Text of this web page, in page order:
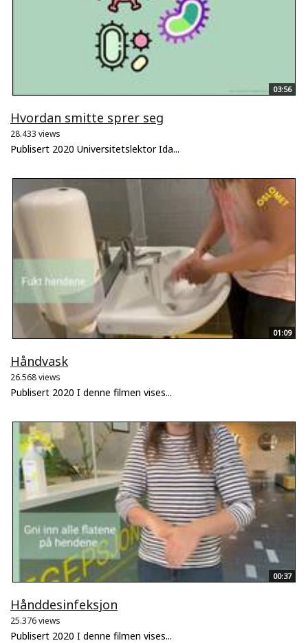
03:56
Hvordan smitte sprer seg
28.433 views
Publisert 2020 Universitetslektor Ida...
01:09
Håndvask
26.568 views
Publisert 2020 I denne filmen vises...
00:37
Hånddesinfeksjon
25.376 views
Publisert 2020 I denne filmen vises...